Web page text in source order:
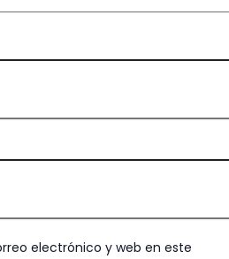
electrónico y web en este